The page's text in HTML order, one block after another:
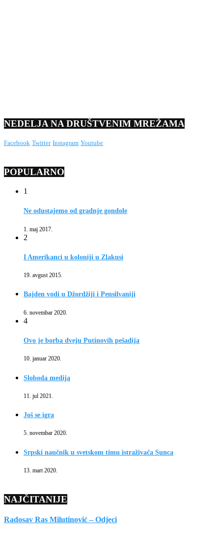
NEDELJA NA DRUŠTVENIM MREŽAMA
Facebook Twitter Instagram Youtube
POPULARNO
1
Ne odustajemo od gradnje gondole
1. maj 2017.
2
I Amerikanci u koloniji u Zlakusi
19. avgust 2015.
Bajden vodi u Džordžiji i Pensilvaniji
6. novembar 2020.
4
Ovo je borba dveju Putinovih pešadija
10. januar 2020.
Sloboda medija
11. jul 2021.
Još se igra
5. novembar 2020.
Srpski naučnik u svetskom timu istraživača Sunca
13. mart 2020.
NAJČITANIJE
Radosav Ras Milutinović – Odjeci